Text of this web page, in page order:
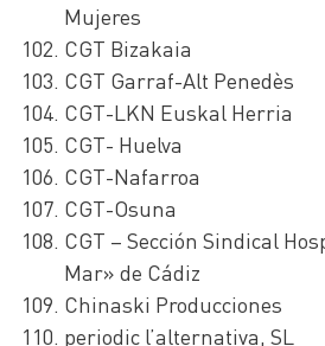
Mujeres
CGT Bizakaia
CGT Garraf-Alt Penedès
CGT-LKN Euskal Herria
CGT- Huelva
CGT-Nafarroa
CGT-Osuna
CGT – Sección Sindical
Mar» de Cádiz
Chinaski Producciones
periodic l’alternativa, SL